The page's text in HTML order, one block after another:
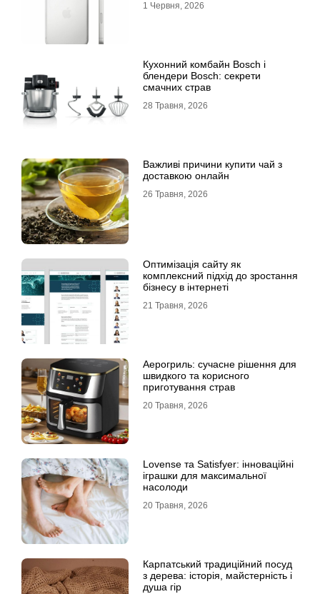
1 Червня, 2026
Кухонний комбайн Bosch і
блендери Bosch: секрети
смачних страв
28 Травня, 2026
Важливі причини купити чай з
доставкою онлайн
26 Травня, 2026
Оптимізація сайту як
комплексний підхід до зростання
бізнесу в інтернеті
21 Травня, 2026
Аерогриль: сучасне рішення для
швидкого та корисного
приготування страв
20 Травня, 2026
Lovense та Satisfyer: інноваційні
іграшки для максимальної
насолоди
20 Травня, 2026
Карпатський традиційний посуд
з дерева: історія, майстерність і
душа гір